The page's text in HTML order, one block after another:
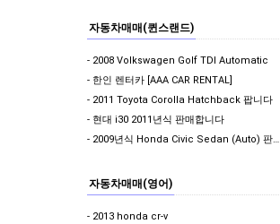
자동차매매(퀸스랜드)
- 2008 Volkswagen Golf TDI Automatic
- 한인 렌터카 [AAA CAR RENTAL]
- 2011 Toyota Corolla Hatchback 팝니다
- 현대 i30 2011년식 판매합니다
- 2009년식 Honda Civic Sedan (Auto) 판매합니다. (판매 완료)
자동차매매(영어)
- 2013 honda cr-v